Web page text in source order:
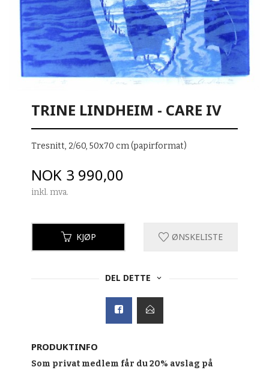
TRINE LINDHEIM - CARE IV
Tresnitt, 2/60, 50x70 cm (papirformat)
Pris
NOK 3 990,00
inkl. mva.
KJØP ØNSKELISTE
DEL DETTE
PRODUKTINFO
Som privat medlem får du 20% avslag på